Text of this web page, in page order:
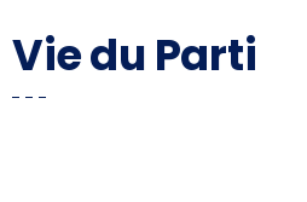
Vie du Parti